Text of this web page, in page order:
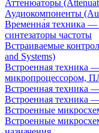
Аттенюаторы
Аудиокомпоненты
Временна́я техника
синтезаторы частоты
Встраиваемые
and Systems)
Встроенная техника
микропроцессором,
Встроенная техника
Встроенная
Встроенные
Встроенные